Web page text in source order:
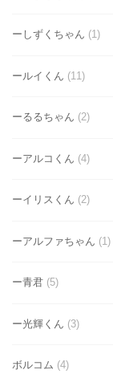
ーしずくちゃん (1)
ールイくん (11)
ーるるちゃん (2)
ーアルコくん (4)
ーイリスくん (2)
ーアルファちゃん (1)
ー青君 (5)
ー光輝くん (3)
ボルコム (4)